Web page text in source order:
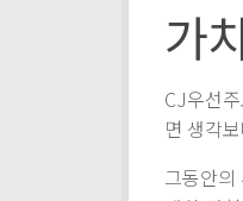
가
CJ우선
면 생각
그동안의